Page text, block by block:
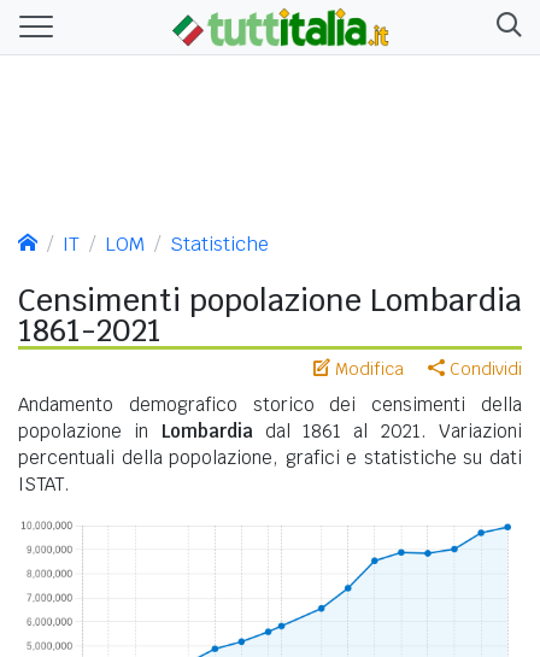
IT LOM Statistiche
Censimenti popolazione Lombardia
1861-2021
Modifica Condividi
Andamento demografico storico dei censimenti della
popolazione in Lombardia dal 1861 al 2021. Variazioni
percentuali della popolazione, grafici e statistiche su dati
ISTAT.